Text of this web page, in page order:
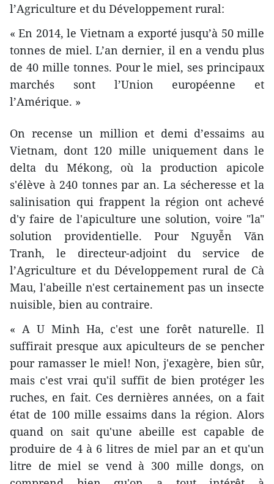
l’Agriculture et du Développement rural:
« En 2014, le Vietnam a exporté jusqu’à 50 mille
tonnes de miel. L’an dernier, il en a vendu plus
de 40 mille tonnes. Pour le miel, ses principaux
marchés sont l’Union européenne et
l’Amérique. »
On recense un million et demi d’essaims au
Vietnam, dont 120 mille uniquement dans le
delta du Mékong, où la production apicole
s'élève à 240 tonnes par an. La sécheresse et la
salinisation qui frappent la région ont achevé
d'y faire de l'apiculture une solution, voire "la"
solution providentielle. Pour Nguyễn Văn
Tranh, le directeur-adjoint du service de
l’Agriculture et du Développement rural de Cà
Mau, l'abeille n'est certainement pas un insecte
nuisible, bien au contraire.
« A U Minh Ha, c'est une forêt naturelle. Il
suffirait presque aux apiculteurs de se pencher
pour ramasser le miel! Non, j'exagère, bien sûr,
mais c'est vrai qu'il suffit de bien protéger les
ruches, en fait. Ces dernières années, on a fait
état de 100 mille essaims dans la région. Alors
quand on sait qu'une abeille est capable de
produire de 4 à 6 litres de miel par an et qu'un
litre de miel se vend à 300 mille dongs, on